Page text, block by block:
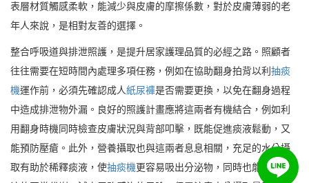
表層材質觸感柔軟，能減少與皮膚的摩擦係數，對於皮膚薄弱的老
年人來說，是相對友善的選擇。
整合呼吸道與排泄照護，是提升居家護理品質的必經之路。照顧者
往往需要在短時間內處理多項任務，例如在協助翻身拍背以利 抽痰
機運作前，必須先確認成人紙尿褲是否需要更換，以免在翻身過程
中造成排泄物外漏。良好的照護計畫應將這兩者有機結合，例如利
用翻身時機同時檢查皮膚狀況與背部叩擊，既能促進痰液鬆動，又
能預防壓瘡。此外，營養攝取也與這兩者息息相關，充足的水分攝
取有助於稀釋痰液，使抽痰機更容易吸出分泌物，同時也能維持尿